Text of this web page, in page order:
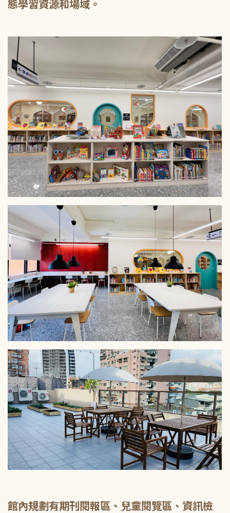
館內規劃有期刊閱報區、兒童閱覽區、資訊檢